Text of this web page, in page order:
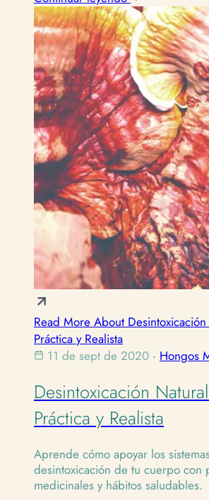
Read More About
Práctica y Realista
11 de sept de 2020 · Hongos
Desintoxicación
Práctica y Realista
Aprende cómo apoyar los
desintoxicación de tu cuerpo con
medicinales y hábitos saludables.